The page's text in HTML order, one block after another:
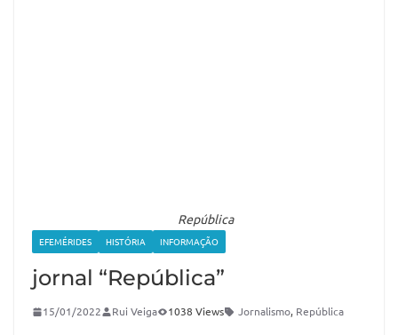
República
EFEMÉRIDES HISTÓRIA INFORMAÇÃO
jornal “República”
15/01/2022 Rui Veiga 1038 Views Jornalismo, República